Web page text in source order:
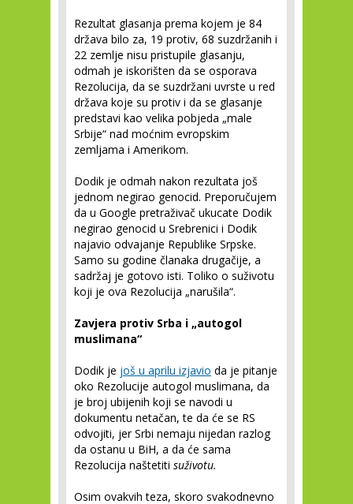
Rezultat glasanja prema kojem je 84
država bilo za, 19 protiv, 68 suzdržanih i
22 zemlje nisu pristupile glasanju,
odmah je iskorišten da se osporava
Rezolucija, da se suzdržani uvrste u red
država koje su protiv i da se glasanje
predstavi kao velika pobjeda „male
Srbije“ nad moćnim evropskim
zemljama i Amerikom.
Dodik je odmah nakon rezultata još
jednom negirao genocid. Preporučujem
da u Google pretraživač ukucate Dodik
negirao genocid u Srebrenici i Dodik
najavio odvajanje Republike Srpske.
Samo su godine članaka drugačije, a
sadržaj je gotovo isti. Toliko o suživotu
koji je ova Rezolucija „narušila“.
Zavjera protiv Srba i „autogol
muslimana“
Dodik je još u aprilu izjavio da je pitanje
oko Rezolucije autogol muslimana, da
je broj ubijenih koji se navodi u
dokumentu netačan, te da će se RS
odvojiti, jer Srbi nemaju nijedan razlog
da ostanu u BiH, a da će sama
Rezolucija naštetiti suživotu.
Osim ovakvih teza, skoro svakodnevno